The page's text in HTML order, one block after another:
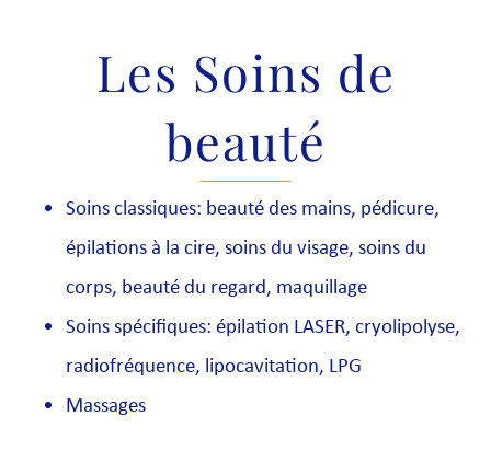
Les Soins de
beauté
Soins classiques: beauté des mains, pédicure,
épilations à la cire, soins du visage, soins du
corps, beauté du regard, maquillage
Soins spécifiques: épilation LASER, cryolipolyse,
radiofréquence, lipocavitation, LPG
Massages